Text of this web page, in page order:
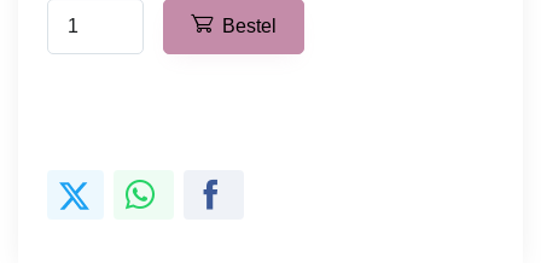
Bestel